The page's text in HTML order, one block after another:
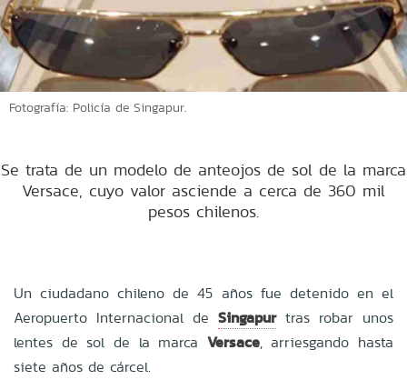
Fotografía: Policía de Singapur.
Se trata de un modelo de anteojos de sol de la marca
Versace, cuyo valor asciende a cerca de 360 mil
pesos chilenos.
Un ciudadano chileno de 45 años fue detenido en el
Aeropuerto Internacional de Singapurtras robar unos
lentes de sol de la marca Versace, arriesgando hasta
siete años de cárcel.